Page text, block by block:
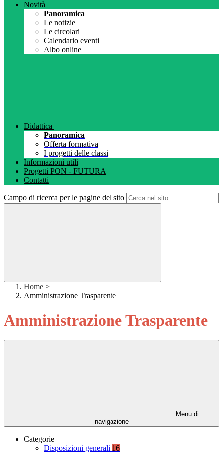
Novità
Panoramica
Le notizie
Le circolari
Calendario eventi
Albo online
Didattica
Panoramica
Offerta formativa
I progetti delle classi
Informazioni utili
Progetti PON - FUTURA
Contatti
Campo di ricerca per le pagine del sito
Home >
Amministrazione Trasparente
Amministrazione Trasparente
Menu di
navigazione
Categorie
Disposizioni generali 16